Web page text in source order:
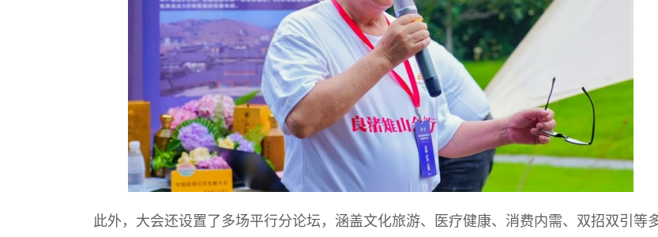
此外，大会还设置了多场平行分论坛，涵盖文化旅游、医疗健康、消费内需、双招双引等